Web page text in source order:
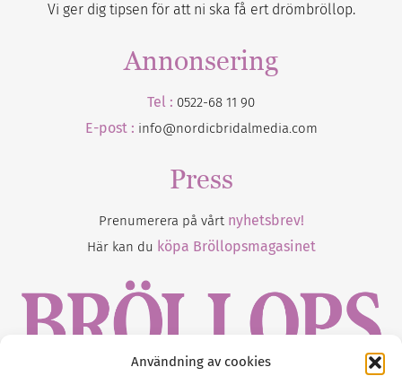
Användning av cookies
Vi ger dig tipsen för att ni ska få ert drömbröllop.
Annonsering
Tel : 0522-68 11 90
E-post : info@nordicbridalmedia.com
Press
Prenumerera på vårt nyhetsbrev!
Här kan du köpa Bröllopsmagasinet